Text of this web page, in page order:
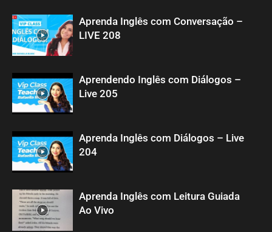
Aprenda Inglês com Conversação –
LIVE 208
Aprendendo Inglês com Diálogos –
Live 205
Aprenda Inglês com Diálogos – Live
204
Aprenda Inglês com Leitura Guiada
Ao Vivo